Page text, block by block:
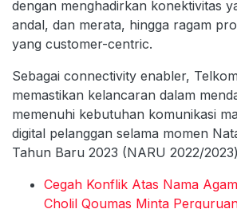
dengan menghadirkan konektivitas
andal, dan merata, hingga ragam
yang customer-centric.
Sebagai connectivity enabler,
memastikan kelancaran dalam
memenuhi kebutuhan komunikasi
digital pelanggan selama momen
Tahun Baru 2023 (NARU 2022/
Cegah Konflik Atas Nama
Cholil Qoumas Minta